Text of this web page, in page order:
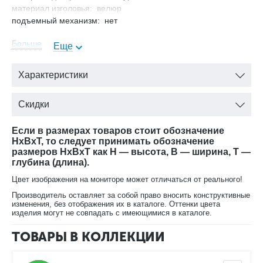
материал изголовья: велюр
подъемный механизм: нет
В составе набора спальной мебели Гравита
Больше Еще
Характеристики
Скидки
Если в размерах товаров стоит обозначение
HxBxT, то следует принимать обозначение
размеров HxBxT как H — высота, B — ширина, T —
глубина (длина).
Цвет изображения на мониторе может отличаться от реального!
Производитель оставляет за собой право вносить конструктивные
изменения, без отображения их в каталоге. Оттенки цвета
изделия могут не совпадать с имеющимися в каталоге.
ТОВАРЫ В КОЛЛЕКЦИИ